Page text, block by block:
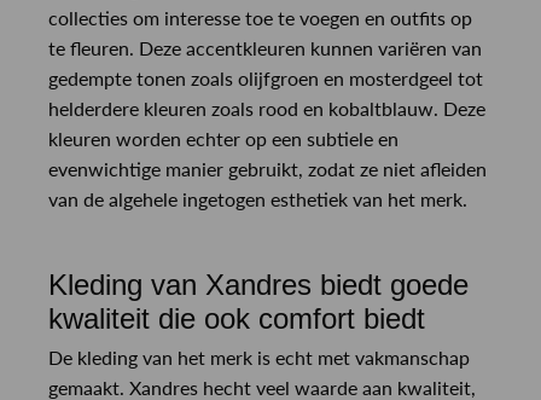
collecties om interesse toe te voegen en outfits op
te fleuren. Deze accentkleuren kunnen variëren van
gedempte tonen zoals olijfgroen en mosterdgeel tot
helderdere kleuren zoals rood en kobaltblauw. Deze
kleuren worden echter op een subtiele en
evenwichtige manier gebruikt, zodat ze niet afleiden
van de algehele ingetogen esthetiek van het merk.
Kleding van Xandres biedt goede
kwaliteit die ook comfort biedt
De kleding van het merk is echt met vakmanschap
gemaakt. Xandres hecht veel waarde aan kwaliteit,